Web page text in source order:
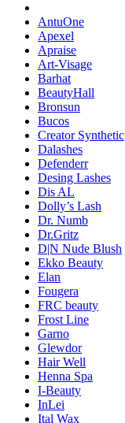
AntuOne
Apexel
Apraise
Art-Visage
Barhat
BeautyHall
Bronsun
Bucos
Creator Synthetic
Dalashes
Defenderr
Desing Lashes
Dis AL
Dolly’s Lash
Dr. Numb
Dr.Gritz
D|N Nude Blush
Ekko Beauty
Elan
Fougera
FRC beauty
Frost Line
Garno
Glewdor
Hair Well
Henna Spa
I-Beauty
InLei
Ital Wax